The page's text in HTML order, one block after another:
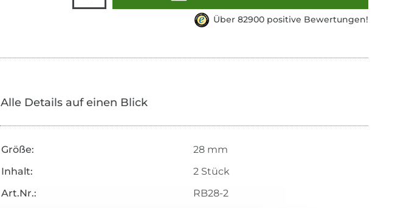
Über 82900 positive Bewertungen!
Alle Details auf einen Blick
Größe:
28 mm
Inhalt:
2 Stück
Art.Nr.:
RB28-2